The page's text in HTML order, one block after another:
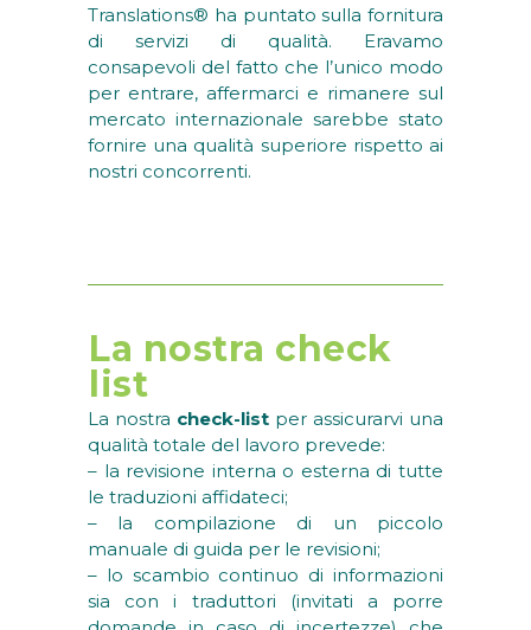
Translations® ha puntato sulla fornitura
di servizi di qualità. Eravamo
consapevoli del fatto che l’unico modo
per entrare, affermarci e rimanere sul
mercato internazionale sarebbe stato
fornire una qualità superiore rispetto ai
nostri concorrenti.
La nostra check
list
La nostra check-list per assicurarvi una
qualità totale del lavoro prevede:
– la revisione interna o esterna di tutte
le traduzioni affidateci;
– la compilazione di un piccolo
manuale di guida per le revisioni;
– lo scambio continuo di informazioni
sia con i traduttori (invitati a porre